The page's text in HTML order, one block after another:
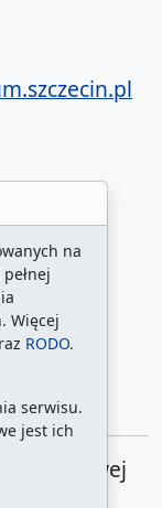
na
Więcej
RODO.
serwisu.
jest ich
Krajowej